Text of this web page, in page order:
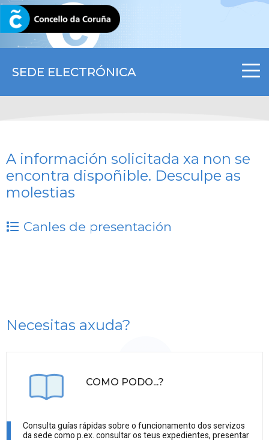
SEDE ELECTRÓNICA
CORUNA.GAL
A información solicitada xa non se
encontra dispoñible. Desculpe as
molestias
Canles de presentación
Necesitas axuda?
COMO PODO...?
Consulta guías rápidas sobre o funcionamento dos servizos
da sede como p.ex. consultar os teus expedientes, presentar